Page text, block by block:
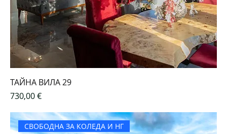
ТАЙНА ВИЛА 29
Цена
730,00 €
СВОБОДНА ЗА КОЛЕДА И НГ